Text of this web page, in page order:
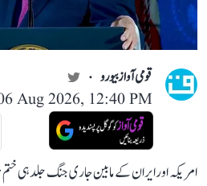
قومی آواز بیورو
Aug 2026, 12:40 PM
امریکہ اور ایران کے مابین جاری جنگ جلد ہی